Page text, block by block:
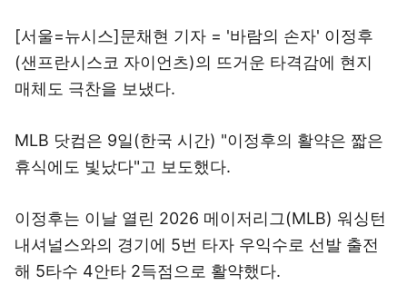
[서울=뉴시스]문채현 기자 = '바람의 손자' 이정후
(샌프란시스코 자이언츠)의 뜨거운 타격감에 현지
매체도 극찬을 보냈다.
MLB 닷컴은 9일(한국 시간) "이정후의 활약은 짧은
휴식에도 빛났다"고 보도했다.
이정후는 이날 열린 2026 메이저리그(MLB) 워싱턴
내셔널스와의 경기에 5번 타자 우익수로 선발 출전
해 5타수 4안타 2득점으로 활약했다.